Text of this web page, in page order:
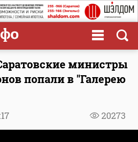
министры
попали в "Галерею
20273